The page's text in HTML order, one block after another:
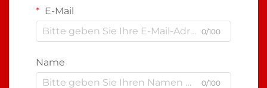
E-Mail
0/100
Name
0/100